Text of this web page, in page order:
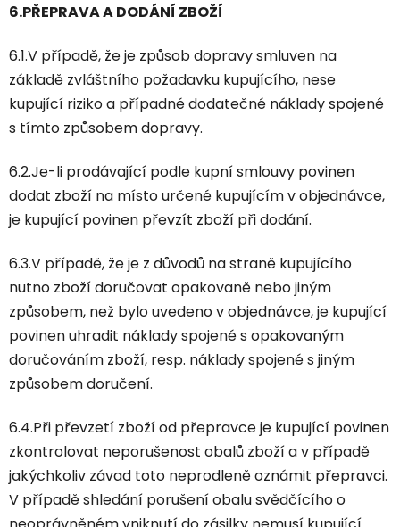
6.PŘEPRAVA A DODÁNÍ ZBOŽÍ
6.1.V případě, že je způsob dopravy smluven na
základě zvláštního požadavku kupujícího, nese
kupující riziko a případné dodatečné náklady spojené
s tímto způsobem dopravy.
6.2.Je-li prodávající podle kupní smlouvy povinen
dodat zboží na místo určené kupujícím v objednávce,
je kupující povinen převzít zboží při dodání.
6.3.V případě, že je z důvodů na straně kupujícího
nutno zboží doručovat opakovaně nebo jiným
způsobem, než bylo uvedeno v objednávce, je kupující
povinen uhradit náklady spojené s opakovaným
doručováním zboží, resp. náklady spojené s jiným
způsobem doručení.
6.4.Při převzetí zboží od přepravce je kupující povinen
zkontrolovat neporušenost obalů zboží a v případě
jakýchkoliv závad toto neprodleně oznámit přepravci.
V případě shledání porušení obalu svědčícího o